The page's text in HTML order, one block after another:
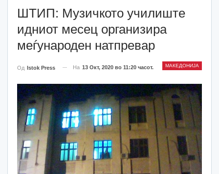
ШТИП: Музичкото училиште
идниот месец организира
меѓународен натпревар
МАКЕДОНИЈА
Од Istok Press На 13 Окт, 2020 во 11:20 часот.